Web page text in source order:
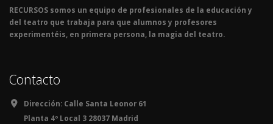
RECURSOS somos un equipo de profesionales de la educación y
del teatro que trabaja para que alumnos y profesores
experimentéis, en primera persona, la magia del teatro.
Contacto
Dirección: Calle Santa Leonor 61
Planta 4º Local 3 28037 Madrid